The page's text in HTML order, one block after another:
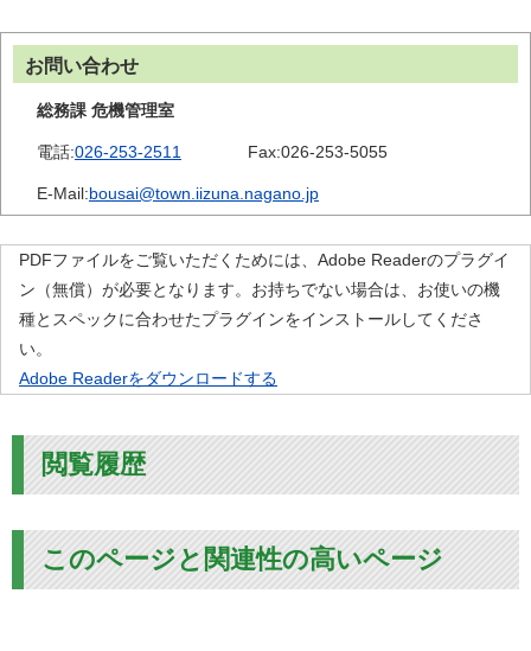
お問い合わせ
総務課 危機管理室
電話:026-253-2511 Fax:026-253-5055
E-Mail:bousai@town.iizuna.nagano.jp
PDFファイルをご覧いただくためには、Adobe Readerのプラグイ
ン（無償）が必要となります。お持ちでない場合は、お使いの機
種とスペックに合わせたプラグインをインストールしてくださ
い。
Adobe Readerをダウンロードする
閲覧履歴
このページと関連性の高いページ